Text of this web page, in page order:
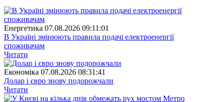
Енергетика 07.08.2026 09:11:01
В Україні змінюють правила подачі електроенергії
споживачам
Читати
Економіка 07.08.2026 08:31:41
Долар і євро знову подорожчали
Читати